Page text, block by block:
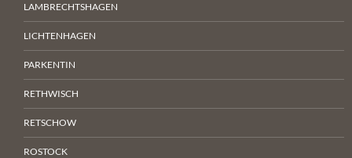
LAMBRECHTSHAGEN
LICHTENHAGEN
PARKENTIN
RETHWISCH
RETSCHOW
ROSTOCK